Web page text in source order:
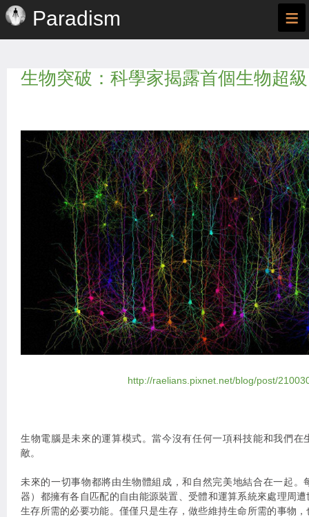
Paradism ≡
生物突破：科學家揭露首個生物超
http://raelians.pixnet.net/blog/post/
生物電腦是未來的運算模式。當今沒有任何一項科技能和我們在
敵。
未來的一切事物都將由生物體組成，和自然完美地結合在一起。
器）都擁有各自匹配的自由能源裝置、受體和運算系統來處理周
生存所需的必要功能。僅僅只是生存，做些維持生命所需的事物